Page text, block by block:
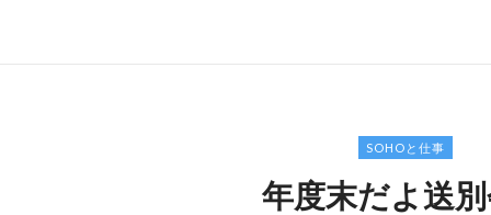
SOHOと仕事
年度末だよ送